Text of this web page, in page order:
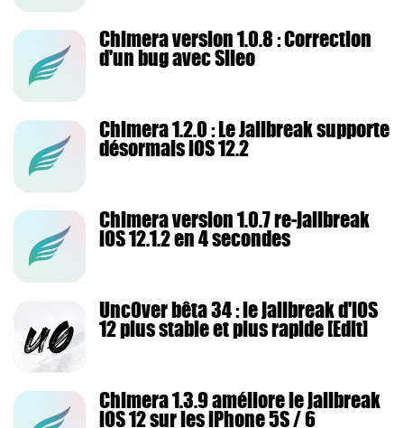
Chimera version 1.0.8 : Correction
d'un bug avec Sileo
Chimera 1.2.0 : Le Jailbreak supporte
désormais iOS 12.2
Chimera version 1.0.7 re-jailbreak
iOS 12.1.2 en 4 secondes
Unc0ver bêta 34 : le jailbreak d'iOS
12 plus stable et plus rapide [Edit]
Chimera 1.3.9 améliore le jailbreak
iOS 12 sur les iPhone 5S / 6